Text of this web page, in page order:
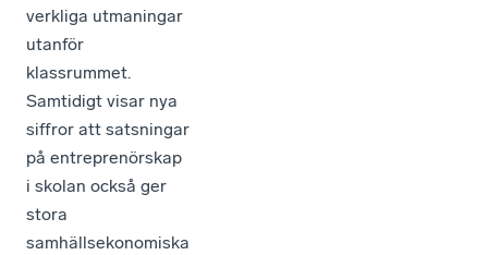
verkliga utmaningar
utanför
klassrummet.
Samtidigt visar nya
siffror att satsningar
på entreprenörskap
i skolan också ger
stora
samhällsekonomiska